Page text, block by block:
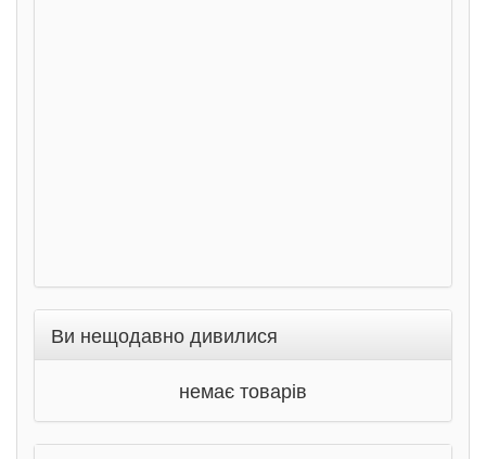
Ви нещодавно дивилися
немає товарів